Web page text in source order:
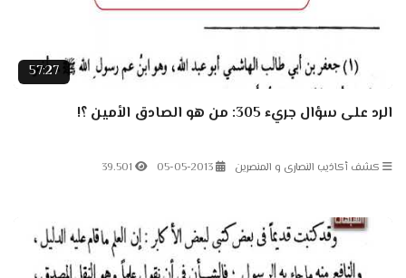
57:27
الرد على سؤال جريء 305: من هو الصادق الأمين ؟!
كشف أكاذيب النصارى و المنصرين 05-05-2013
39.501